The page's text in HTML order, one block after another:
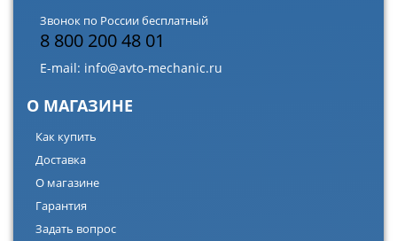
Звонок по России бесплатный
8 800 200 48 01
E-mail: info@avto-mechanic.ru
О МАГАЗИНЕ
Как купить
Доставка
О магазине
Гарантия
Задать вопрос